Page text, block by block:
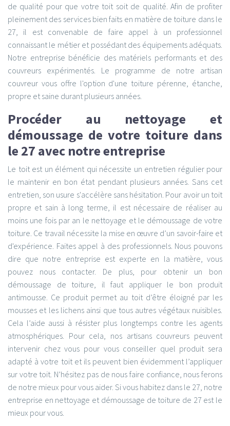
de qualité pour que votre toit soit de qualité. Afin de profiter
pleinement des services bien faits en matière de toiture dans le
27, il est convenable de faire appel à un professionnel
connaissant le métier et possédant des équipements adéquats.
Notre entreprise bénéficie des matériels performants et des
couvreurs expérimentés. Le programme de notre artisan
couvreur vous offre l'option d'une toiture pérenne, étanche,
propre et saine durant plusieurs années.
Procéder au nettoyage et
démoussage de votre toiture dans
le 27 avec notre entreprise
Le toit est un élément qui nécessite un entretien régulier pour
le maintenir en bon état pendant plusieurs années. Sans cet
entretien, son usure s'accélère sans hésitation. Pour avoir un toit
propre et sain à long terme, il est nécessaire de réaliser au
moins une fois par an le nettoyage et le démoussage de votre
toiture. Ce travail nécessite la mise en œuvre d’un savoir-faire et
d'expérience. Faites appel à des professionnels. Nous pouvons
dire que notre entreprise est experte en la matière, vous
pouvez nous contacter. De plus, pour obtenir un bon
démoussage de toiture, il faut appliquer le bon produit
antimousse. Ce produit permet au toit d’être éloigné par les
mousses et les lichens ainsi que tous autres végétaux nuisibles.
Cela l’aide aussi à résister plus longtemps contre les agents
atmosphériques. Pour cela, nos artisans couvreurs peuvent
intervenir chez vous pour vous conseiller quel produit sera
adapté à votre toit et ils peuvent bien évidemment l’appliquer
sur votre toit. N’hésitez pas de nous faire confiance, nous ferons
de notre mieux pour vous aider. Si vous habitez dans le 27, notre
entreprise en nettoyage et démoussage de toiture de 27 est le
mieux pour vous.